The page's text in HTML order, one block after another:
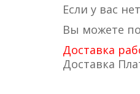
Если у вас
Вы можете
Доставка
Доставка